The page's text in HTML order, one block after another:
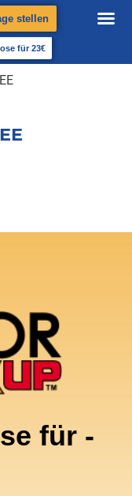
stellen
für 23€
für -